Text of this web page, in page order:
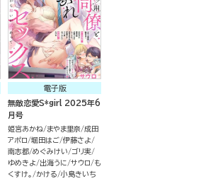
電子版
無敵恋愛S*girl 2025年6
月号
姫宮あかね まやま里奈 成田
アポロ 堀田はご 伊藤さよ
南志都 めぐみけい
ゴリ実
ゆめきよ
出海うに サウロ
も
くすけ。
かける 小島きいち